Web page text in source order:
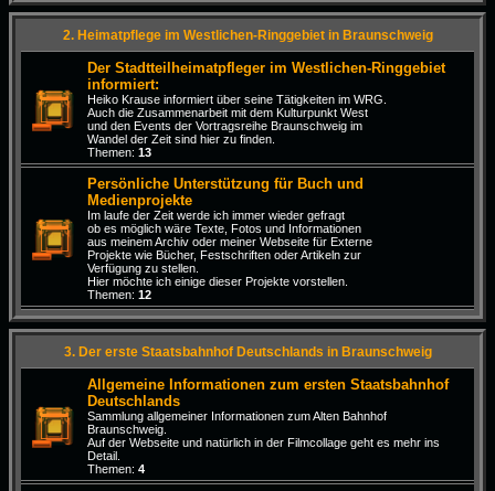
2. Heimatpflege im Westlichen-Ringgebiet in Braunschweig
Der Stadtteilheimatpfleger im Westlichen-Ringgebiet
informiert:
Heiko Krause informiert über seine Tätigkeiten im WRG.
Auch die Zusammenarbeit mit dem Kulturpunkt West
und den Events der Vortragsreihe Braunschweig im
Wandel der Zeit sind hier zu finden.
Themen: 13
Persönliche Unterstützung für Buch und
Medienprojekte
Im laufe der Zeit werde ich immer wieder gefragt
ob es möglich wäre Texte, Fotos und Informationen
aus meinem Archiv oder meiner Webseite für Externe
Projekte wie Bücher, Festschriften oder Artikeln zur
Verfügung zu stellen.
Hier möchte ich einige dieser Projekte vorstellen.
Themen: 12
3. Der erste Staatsbahnhof Deutschlands in Braunschweig
Allgemeine Informationen zum ersten Staatsbahnhof
Deutschlands
Sammlung allgemeiner Informationen zum Alten Bahnhof
Braunschweig.
Auf der Webseite und natürlich in der Filmcollage geht es mehr ins
Detail.
Themen: 4